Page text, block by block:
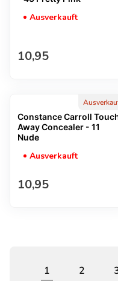
Ausverkauft
Regulärer Preis
10,95
Constance Carroll
Away Concealer - 11
Nude
Ausverkauft
Regulärer Preis
10,95
1 2